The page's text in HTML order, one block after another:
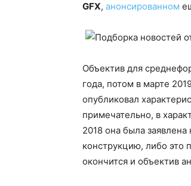
GFX, анонсированном
Объектив для
года, потом в марте
опубликовал
примечательно, в
2018 она была
конструкцию, либо это
окончится и объектив